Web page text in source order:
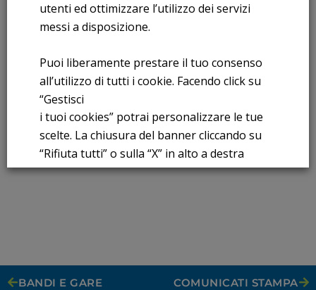
COLLABORAZIONE ALLA PROGETTAZIONE ESECUTIVA DELLE
OPERE CIVILI E STRUTTURALI RELATIVE ALLA NUOVA
TANGENZIALE NORD DI CESANO MADRENO E DELLE OPERE
Leggi Tutto
‹ 1 2 3 4 5 › »
BANDI E GARE COMUNICATI STAMPA
utenti ed ottimizzare l’utilizzo dei servizi
messi a disposizione.
Puoi liberamente prestare il tuo consenso
all’utilizzo di tutti i cookie. Facendo click su
“Gestisci
i tuoi cookies” potrai personalizzare le tue
scelte. La chiusura del banner cliccando su
“Rifiuta tutti” o sulla “X” in alto a destra
comporta il permanere delle impostazioni di
Per maggiori informazioni consulta la
nostra